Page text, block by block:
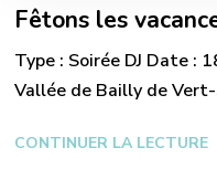
Fêtons les
Type : Soirée DJ Date :
Vallée de Bailly de
CONTINUER LA LECTURE